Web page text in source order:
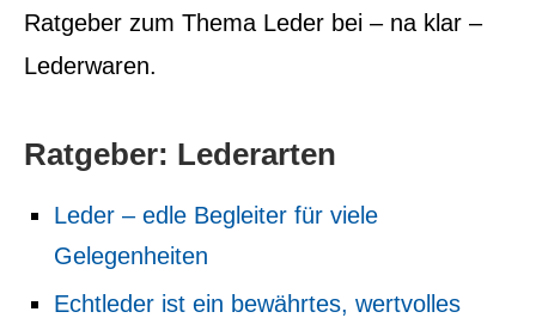
Ratgeber zum Thema Leder bei – na klar –
Lederwaren.
Ratgeber: Lederarten
Leder – edle Begleiter für viele
Gelegenheiten
Echtleder ist ein bewährtes, wertvolles